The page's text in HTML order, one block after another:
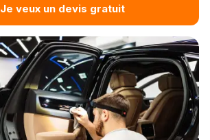
Je veux un devis gratuit